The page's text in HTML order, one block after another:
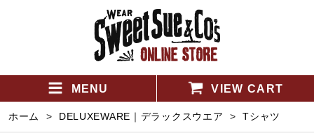
MENU VIEW CART
ホーム > DELUXEWARE｜デラックスウエア >Tシャツ